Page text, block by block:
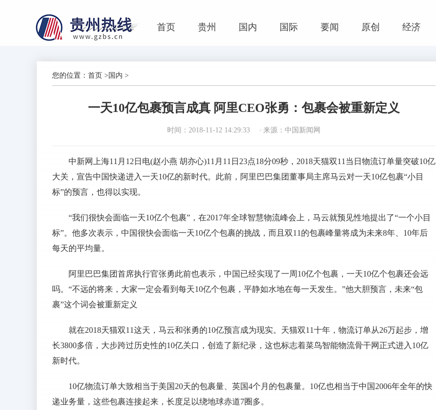
首页 贵州 国内 国际 要闻 原创 经济
您的位置： 首页 > 国内 >
一天10亿包裹预言成真 阿里CEO张勇：包裹会被重新定义
时间：2018-11-12 14:29:33 来源：中国新闻网
中新网上海11月12日电(赵小燕 胡亦心)11月11日23点18分09秒，2018天猫双11当日物流订单量突破10亿
大关，宣告中国快递进入一天10亿的新时代。此前，阿里巴巴集团董事局主席马云对一天10亿包裹“小目
标”的预言，也得以实现。
“我们很快会面临一天10亿个包裹”，在2017年全球智慧物流峰会上，马云就预见性地提出了“一个小目
标”。他多次表示，中国很快会面临一天10亿个包裹的挑战，而且双11的包裹峰量将成为未来8年、10年后
每天的平均量。
阿里巴巴集团首席执行官张勇此前也表示，中国已经实现了一周10亿个包裹，一天10亿个包裹还会远
吗。“不远的将来，大家一定会看到每天10亿个包裹，平静如水地在每一天发生。”他大胆预言，未来“包
裹”这个词会被重新定义
就在2018天猫双11这天，马云和张勇的10亿预言成为现实。天猫双11十年，物流订单从26万起步，增
长3800多倍，大步跨过历史性的10亿关口，创造了新纪录，这也标志着菜鸟智能物流骨干网正式进入10亿
新时代。
10亿物流订单大致相当于美国20天的包裹量、英国4个月的包裹量。10亿也相当于中国2006年全年的快
递业务量，这些包裹连接起来，长度足以绕地球赤道7圈多。